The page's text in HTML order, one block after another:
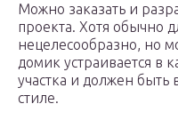
Можно заказать и
проекта. Хотя обычно
нецелесообразно, но
домик устраивается в
участка и должен
стиле.